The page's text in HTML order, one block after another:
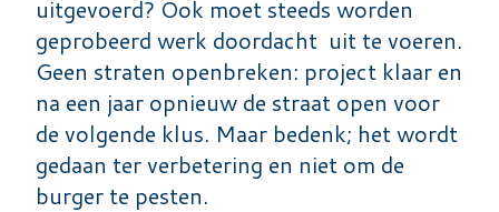
uitgevoerd? Ook moet steeds worden
geprobeerd werk doordacht uit te voeren.
Geen straten openbreken: project klaar en
na een jaar opnieuw de straat open voor
de volgende klus. Maar bedenk; het wordt
gedaan ter verbetering en niet om de
burger te pesten.